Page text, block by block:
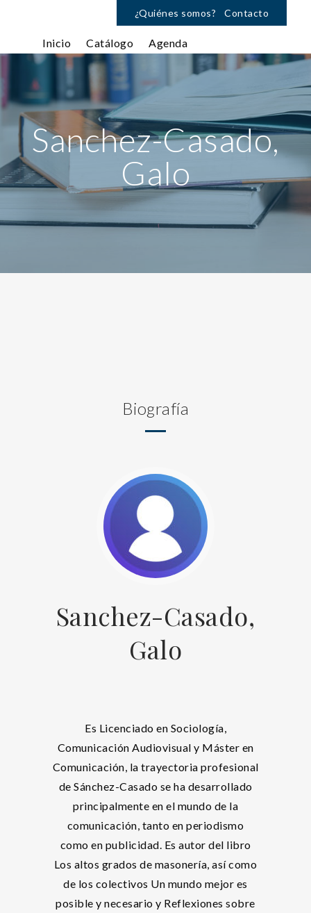
¿Quiénes somos? Contacto
Inicio Catálogo Agenda
Sanchez-Casado,
Galo
Biografía
Sanchez-Casado,
Galo
Es Licenciado en Sociología,
Comunicación Audiovisual y Máster en
Comunicación, la trayectoria profesional
de Sánchez-Casado se ha desarrollado
principalmente en el mundo de la
comunicación, tanto en periodismo
como en publicidad. Es autor del libro
Los altos grados de masonería, así como
de los colectivos Un mundo mejor es
posible y necesario y Reflexiones sobre